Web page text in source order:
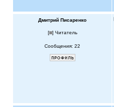
Дмитрий Писаренко
[ ] Читатель
Сообщения: 22